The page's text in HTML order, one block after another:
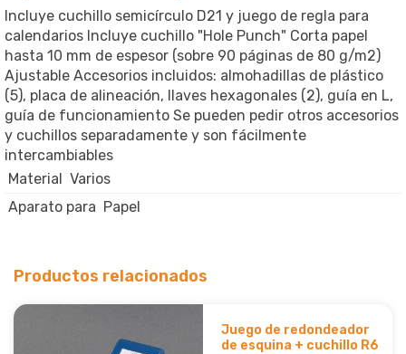
Incluye cuchillo semicírculo D21 y juego de regla para
calendarios Incluye cuchillo "Hole Punch" Corta papel
hasta 10 mm de espesor (sobre 90 páginas de 80 g/m2)
Ajustable Accesorios incluidos: almohadillas de plástico
(5), placa de alineación, llaves hexagonales (2), guía en L,
guía de funcionamiento Se pueden pedir otros accesorios
y cuchillos separadamente y son fácilmente
intercambiables
Material Varios
Aparato para Papel
Productos relacionados
Juego de redondeador
de esquina + cuchillo R6